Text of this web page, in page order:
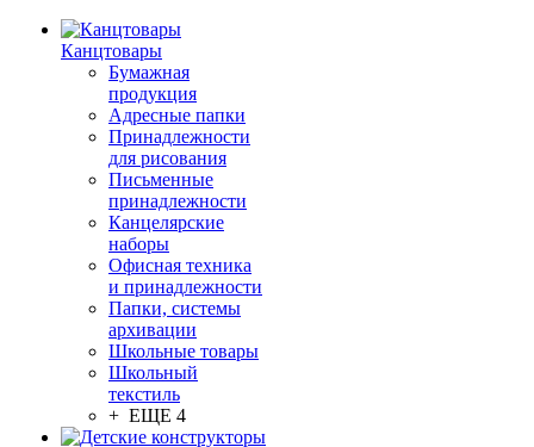
Канцтовары
Бумажная
продукция
Адресные папки
Принадлежности
для рисования
Письменные
принадлежности
Канцелярские
наборы
Офисная техника
и принадлежности
Папки, системы
архивации
Школьные товары
Школьный
текстиль
+ ЕЩЕ 4